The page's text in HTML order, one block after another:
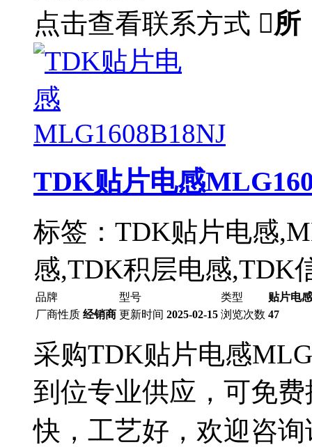
点击查看联系方式 所
TDK贴片电感
标签：TDK贴片电感
感,TDK积层电感,TDK
品牌 型号 类型
贴片电感
厂商性质 经销商 更新时间 2025-02-15 浏览次数 47
采购TDK贴片电感
到位专业供应，可免
快，工艺好，欢迎咨询